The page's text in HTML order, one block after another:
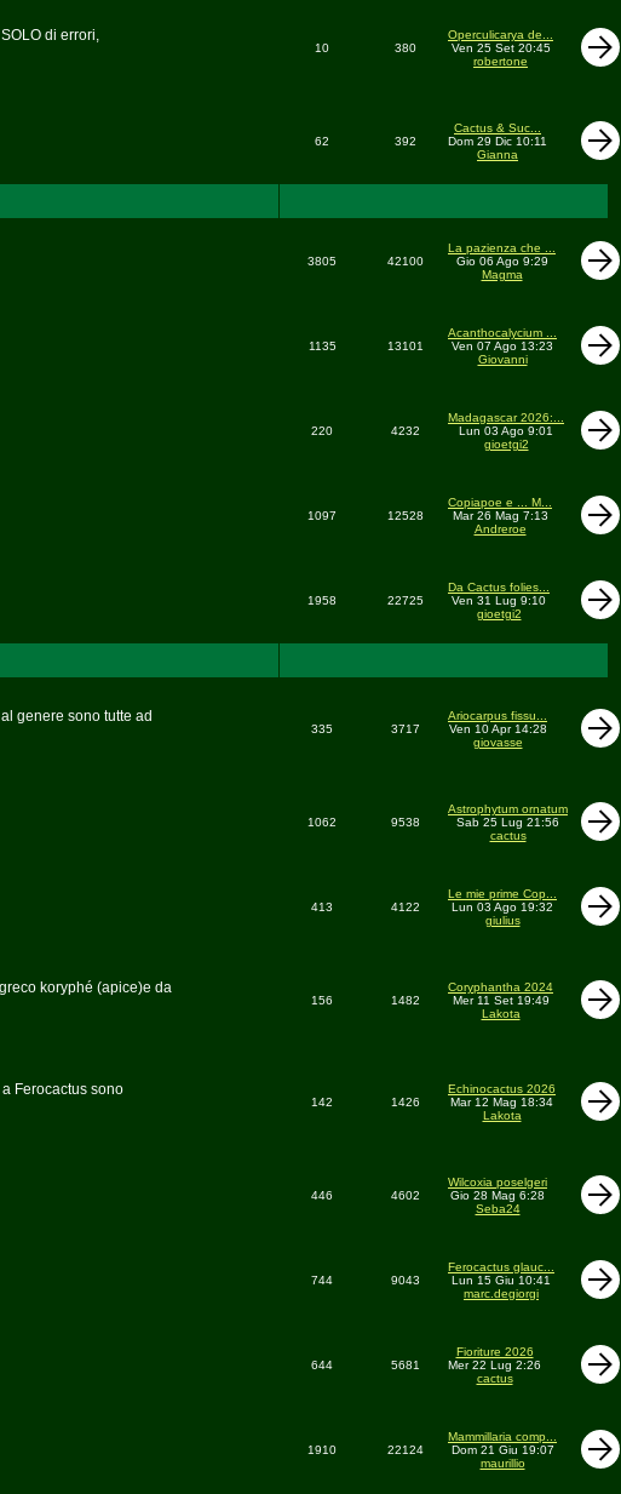
di errori,
10 380
Operculicarya de...
Ven 25 Set 20:45
robertone
62 392
Cactus & Suc...
Dom 29 Dic 10:11
Gianna
3805 42100
La pazienza che ...
Gio 06 Ago 9:29
Magma
1135 13101
Acanthocalycium ...
Ven 07 Ago 13:23
Giovanni
220 4232
Madagascar 2026:...
Lun 03 Ago 9:01
gioetgi2
1097 12528
Copiapoe e ... M...
Mar 26 Mag 7:13
Andreroe
1958 22725
Da Cactus folies...
Ven 31 Lug 9:10
gioetgi2
genere sono tutte ad
335 3717
Ariocarpus fissu...
Ven 10 Apr 14:28
giovasse
1062 9538
Astrophytum ornatum
Sab 25 Lug 21:56
cactus
413 4122
Le mie prime Cop...
Lun 03 Ago 19:32
giulius
koryphé (apice)e da
156 1482
Coryphantha 2024
Mer 11 Set 19:49
Lakota
Ferocactus sono
142 1426
Echinocactus 2026
Mar 12 Mag 18:34
Lakota
446 4602
Wilcoxia poselgeri
Gio 28 Mag 6:28
Seba24
744 9043
Ferocactus glauc...
Lun 15 Giu 10:41
marc.degiorgi
644 5681
Fioriture 2026
Mer 22 Lug 2:26
cactus
1910 22124
Mammillaria comp...
Dom 21 Giu 19:07
maurillio